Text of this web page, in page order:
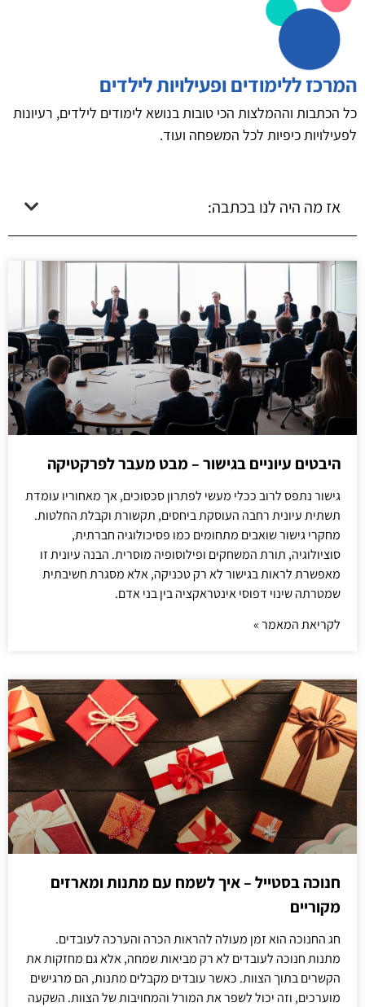
המרכז ללימודים ופעילויות לילדים
כל הכתבות וההמלצות הכי טובות בנושא לימודים לילדים, רעיונות
לפעילויות כיפיות לכל המשפחה ועוד.
אז מה היה לנו בכתבה:
היבטים עיוניים בגישור – מבט מעבר לפרקטיקה
גישור נתפס לרוב ככלי מעשי לפתרון סכסוכים, אך מאחוריו עומדת
תשתית עיונית רחבה העוסקת ביחסים, תקשורת וקבלת החלטות.
מחקרי גישור שואבים מתחומים כמו פסיכולוגיה חברתית,
סוציולוגיה, תורת המשחקים ופילוסופיה מוסרית. הבנה עיונית זו
מאפשרת לראות בגישור לא רק טכניקה, אלא מסגרת חשיבתית
שמטרתה שינוי דפוסי אינטראקציה בין בני אדם.
לקריאת המאמר »
חנוכה בסטייל – איך לשמח עם מתנות ומארזים
מקוריים
חג החנוכה הוא זמן מעולה להראות הכרה והערכה לעובדים.
מתנות חנוכה לעובדים לא רק מביאות שמחה, אלא גם מחזקות את
הקשרים בתוך הצוות. כאשר עובדים מקבלים מתנות, הם מרגישים
מוערכים, וזה יכול לשפר את המורל והמחויבות של הצוות. השקעה